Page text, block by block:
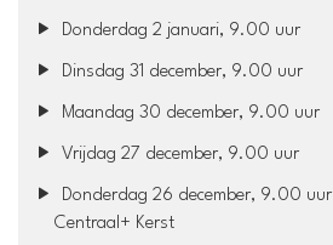
Donderdag 2 januari, 9.00 uur
Dinsdag 31 december, 9.00 uur
Maandag 30 december, 9.00 uur
Vrijdag 27 december, 9.00 uur
Donderdag 26 december, 9.00 uur
Centraal+ Kerst